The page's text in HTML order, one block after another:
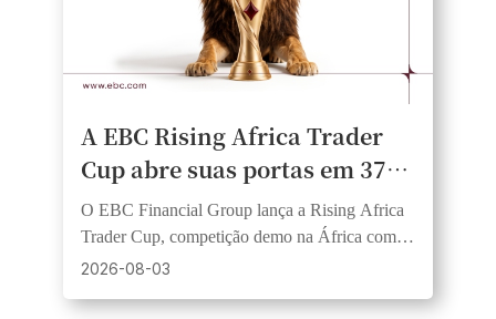
A EBC Rising Africa Trader
Cup abre suas portas em 37
países africanos, oferecendo
aos traders igualdade de
oportunidades e a chance de
ganhar prêmios em dinheiro
O EBC Financial Group lança a Rising Africa
Trader Cup, competição demo na África com
USD 1.000 em prêmios, 20 vencedores e
2026-08-03